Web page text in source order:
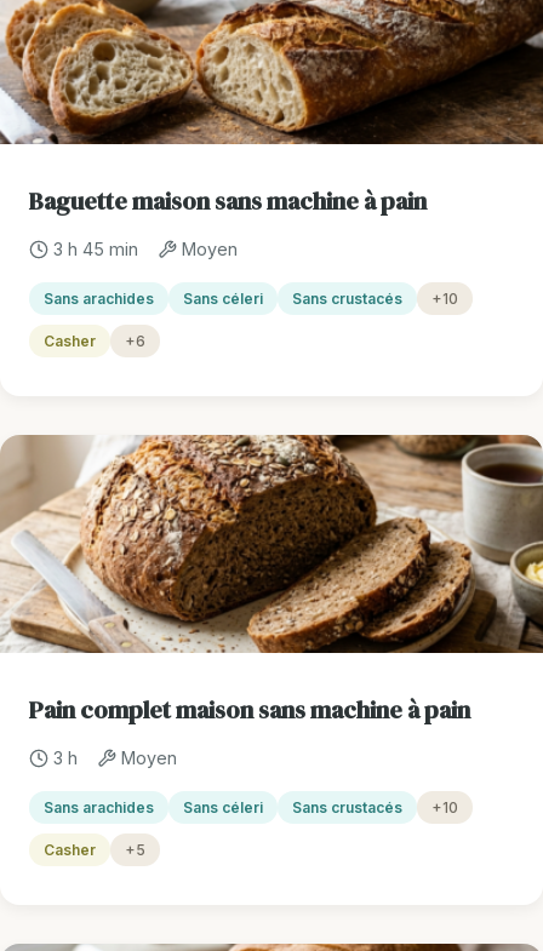
Baguette maison sans machine à pain
3 h 45 min Moyen
Sans arachides Sans céleri Sans crustacés +10
Casher +6
Pain complet maison sans machine à pain
3 h Moyen
Sans arachides Sans céleri Sans crustacés +10
Casher +5